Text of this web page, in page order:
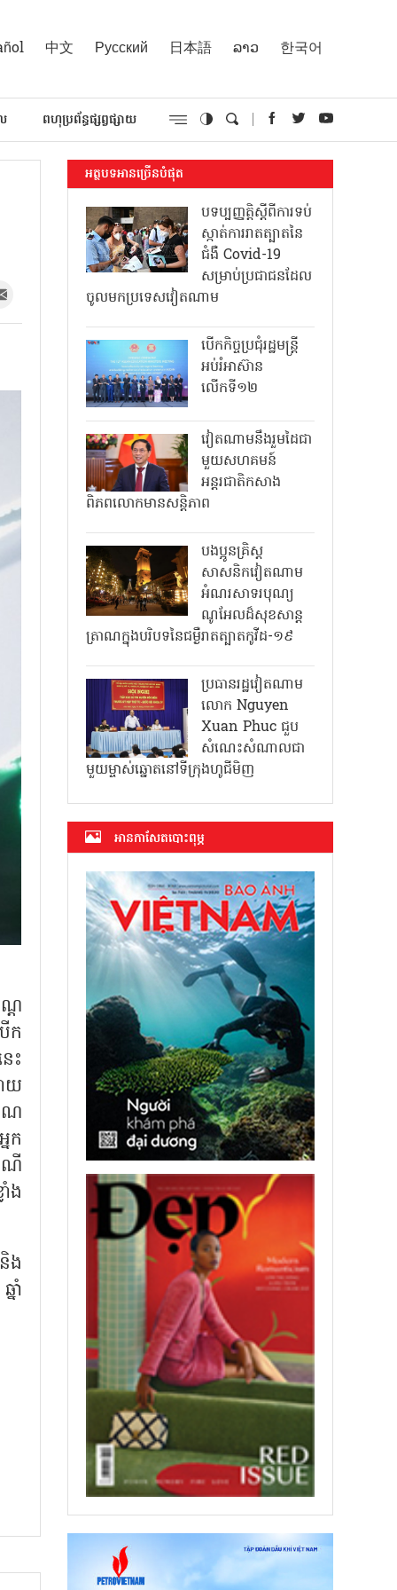
中文 Русский 日本語 ລາວ 한국어
ពហុប្រព័ន្ធផ្សព្វផ្សាយ
ត
ក
េះ
យ
ណ
ក
ណី
ង
ង
ាំ
អត្ថបទអានច្រើនបំផុត
បទប្បញ្ញត្តិស្តីពីការទប់
ស្កាត់ការរាតត្បាតនៃ
ជំងឺ Covid-19
សម្រាប់ប្រជាជនដែល
ចូលមកប្រទេសវៀតណាម
បើកកិច្ចប្រជុំរដ្ឋមន្ត្រី
អប់រំអាស៊ាន
លើកទី១២
វៀតណាមនឹងរួមដៃជា
មួយសហគមន៍
អន្តរជាតិកសាង
ពិភពលោកមានសន្តិភាព
បងប្អូនគ្រិស្ត
សាសនិកវៀតណាម
អំណរសាទរបុណ្យ
ណូអែលដ៏សុខសាន្ត
ត្រាណក្នុងបរិបទនៃជម្ងឺរាតត្បាតកូវីដ-១៩
ប្រធានរដ្ឋវៀតណាម
លោក Nguyen
Xuan Phuc ជួប
សំណេះសំណាលជា
មួយម្ចាស់ឆ្នោតនៅទីក្រុងហូជីមិញ
អាន​កាសែត​បោះពុម្ភ